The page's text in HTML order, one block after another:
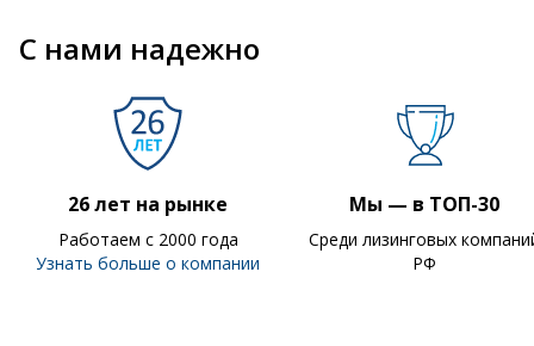
С нами надежно
26 лет на рынке
Работаем с 2000 года
Узнать больше о компании
Мы — в ТОП-30
Среди лизинговых
РФ